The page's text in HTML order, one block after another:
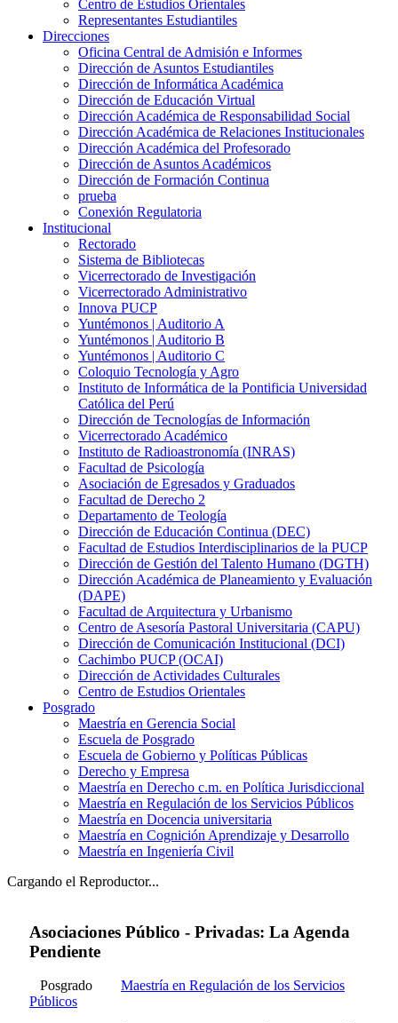
Centro de Estudios Orientales
Representantes Estudiantiles
Direcciones
Oficina Central de Admisión e Informes
Dirección de Asuntos Estudiantiles
Dirección de Informática Académica
Dirección de Educación Virtual
Dirección Académica de Responsabilidad Social
Dirección Académica de Relaciones Institucionales
Dirección Académica del Profesorado
Dirección de Asuntos Académicos
Dirección de Formación Continua
prueba
Conexión Regulatoria
Institucional
Rectorado
Sistema de Bibliotecas
Vicerrectorado de Investigación
Vicerrectorado Administrativo
Innova PUCP
Yuntémonos | Auditorio A
Yuntémonos | Auditorio B
Yuntémonos | Auditorio C
Coloquio Tecnología y Agro
Instituto de Informática de la Pontificia Universidad
Católica del Perú
Dirección de Tecnologías de Información
Vicerrectorado Académico
Instituto de Radioastronomía (INRAS)
Facultad de Psicología
Asociación de Egresados y Graduados
Facultad de Derecho 2
Departamento de Teología
Dirección de Educación Continua (DEC)
Facultad de Estudios Interdisciplinarios de la PUCP
Dirección de Gestión del Talento Humano (DGTH)
Dirección Académica de Planeamiento y Evaluación
(DAPE)
Facultad de Arquitectura y Urbanismo
Centro de Asesoría Pastoral Universitaria (CAPU)
Dirección de Comunicación Institucional (DCI)
Cachimbo PUCP (OCAI)
Dirección de Actividades Culturales
Centro de Estudios Orientales
Posgrado
Maestría en Gerencia Social
Escuela de Posgrado
Escuela de Gobierno y Políticas Públicas
Derecho y Empresa
Maestría en Derecho c.m. en Política Jurisdiccional
Maestría en Regulación de los Servicios Públicos
Maestría en Docencia universitaria
Maestría en Cognición Aprendizaje y Desarrollo
Maestría en Ingeniería Civil
Cargando el Reproductor...
Asociaciones Público - Privadas: La Agenda
Pendiente
Posgrado
Maestría en Regulación de los Servicios
Públicos